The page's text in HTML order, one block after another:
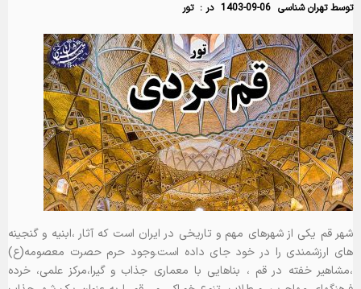
توسطتهران شناسی 1403-09-06 در :تور
شهر قم یکی از شهرهای مهم و تاریخی در ایران است که آثار ،ابنیه و گنجینه
های ارزشمندی را در خود جای داده است.وجود حرم حصرت معصومه(ع)
،مشاهیر خفته در قم ، بناهایی با معماری جذاب و گیرا،مرکز علمی، خرده